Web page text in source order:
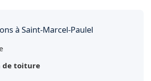
à Saint-Marcel-Paulel
de toiture